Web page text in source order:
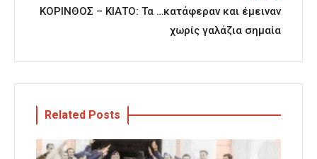
ΚΟΡΙΝΘΟΣ – ΚΙΑΤΟ: Τα …κατάφεραν και έμειναν
χωρίς γαλάζια σημαία
Related Posts